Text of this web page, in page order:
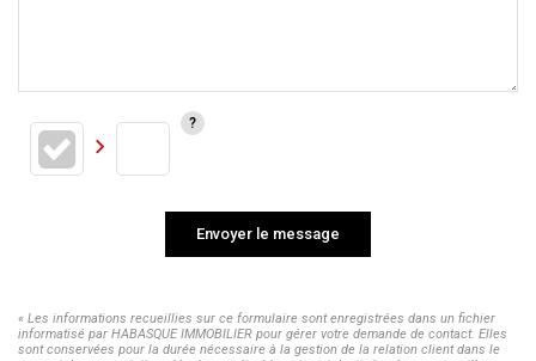
Envoyer le message
« Les informations recueillies sur ce formulaire sont enregistrées dans un fichier
informatisé par HABASQUE IMMOBILIER pour gérer votre demande de contact. Elles
sont conservées pour la durée nécessaire à la gestion de la relation client dans le